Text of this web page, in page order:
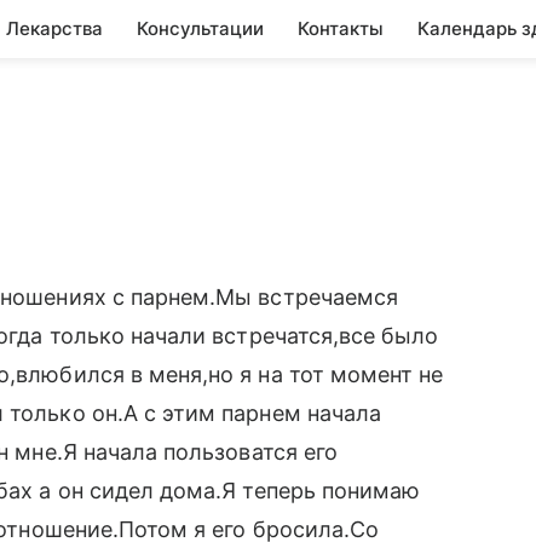
Лекарства Консультации Контакты Календарь
с парнем.Мы встречаемся
только начали встречатся,все было
в меня,но я на тот момент не
он.А с этим парнем начала
мне.Я начала пользоватся его
а он сидел дома.Я теперь понимаю
я его бросила.Со